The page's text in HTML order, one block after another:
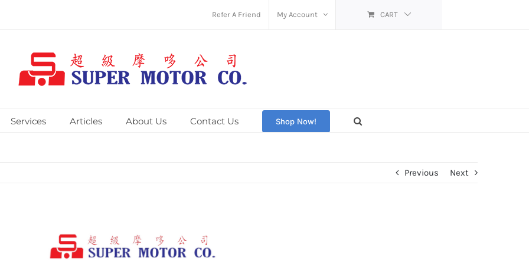
Refer A Friend My Account CART
Services Articles About Us Contact Us Shop Now!
Previous Next